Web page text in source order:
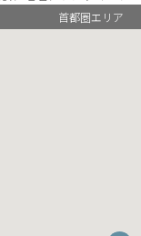
首都圏エリア